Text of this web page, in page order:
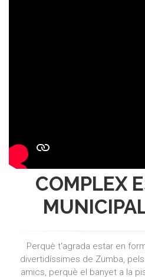
COMPLEX
Perquè t'agrada estar en
divertidíssimes de Zumba,
amics, perquè el banyet a la